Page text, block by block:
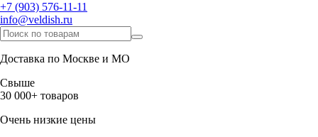
+7 (903) 576-11-11
info@veldish.ru
Доставка по Москве и МО
Свыше
30 000+ товаров
Очень низкие цены